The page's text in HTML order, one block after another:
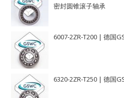
密封圆锥滚子轴承
6007-2ZR-T200 | 德国
6320-2ZR-T250 | 德国